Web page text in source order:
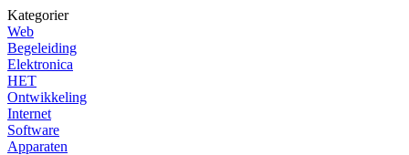
Kategorier
Web
Begeleiding
Elektronica
HET
Ontwikkeling
Internet
Software
Apparaten